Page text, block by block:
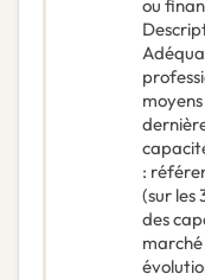
ou
:
(sur les
des